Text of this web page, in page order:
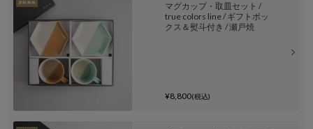
マグカップ・取皿セット /
true colors line / ギフトボッ
クス＆熨斗付き / 瀬戸焼
¥8,800(税込)